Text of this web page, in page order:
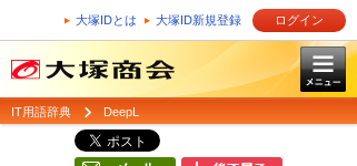
大塚IDとは 大塚ID新規登録 ログイン
IT用語辞典 DeepL